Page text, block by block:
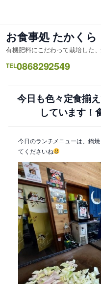
ス
キ
ッ
お食事処 たかくら
有機肥料にこだわって栽培した
TEL0868292549
今日も色々定食揃
しています！
今日のランチメニューは、鍋
てくださいね